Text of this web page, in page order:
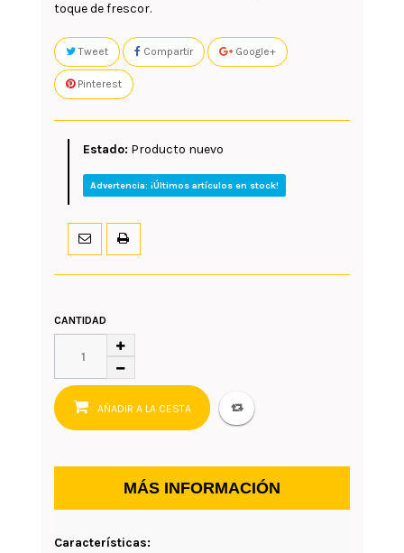
toque de frescor.
Tweet Compartir Google+
Pinterest
Estado: Producto nuevo
Advertencia: ¡Últimos artículos en stock!
CANTIDAD
AÑADIR A LA CESTA
MÁS INFORMACIÓN
Características: